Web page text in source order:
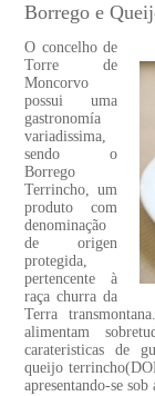
Borrego e
O concelho de
Torre de
Moncorvo
possui uma
gastronomía
variadissima,
sendo o
Borrego
Terrincho, um
produto com
denominação
de origen
protegida,
pertencente à
raça churra da
Terra
alimentam
carateristicas de
queijo
apresentando-se